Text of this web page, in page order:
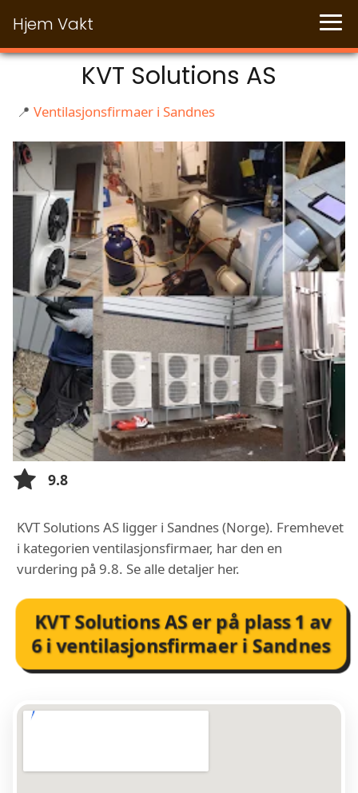
Hjem Vakt
KVT Solutions AS
📍 Ventilasjonsfirmaer i Sandnes
9.8
KVT Solutions AS ligger i Sandnes (Norge). Fremhevet
i kategorien ventilasjonsfirmaer, har den en
vurdering på 9.8. Se alle detaljer her.
KVT Solutions ASer på plass1 av
6iventilasjonsfirmaer i Sandnes